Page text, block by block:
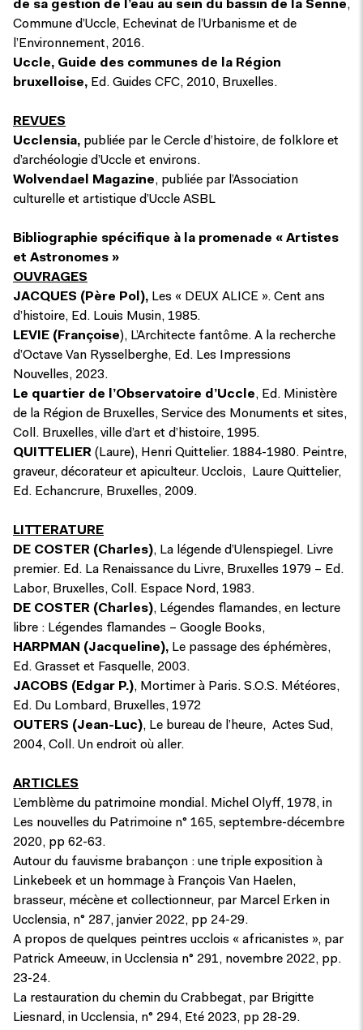
de sa gestion de l’eau au sein du bassin de la Senne,
Commune d’Uccle, Echevinat de l’Urbanisme et de
l’Environnement, 2016.
Uccle, Guide des communes de la Région
bruxelloise, Ed. Guides CFC, 2010, Bruxelles.
REVUES
Ucclensia, publiée par le Cercle d’histoire, de folklore et
d’archéologie d’Uccle et environs.
Wolvendael Magazine, publiée par l’Association
culturelle et artistique d’Uccle ASBL
Bibliographie spécifique à la promenade « Artistes
et Astronomes »
OUVRAGES
JACQUES (Père Pol), Les « DEUX ALICE ». Cent ans
d’histoire, Ed. Louis Musin, 1985.
LEVIE (Françoise), L’Architecte fantôme. A la recherche
d’Octave Van Rysselberghe, Ed. Les Impressions
Nouvelles, 2023.
Le quartier de l’Observatoire d’Uccle, Ed. Ministère
de la Région de Bruxelles, Service des Monuments et sites,
Coll. Bruxelles, ville d’art et d’histoire, 1995.
QUITTELIER (Laure), Henri Quittelier. 1884-1980. Peintre,
graveur, décorateur et apiculteur. Ucclois, Laure Quittelier,
Ed. Echancrure, Bruxelles, 2009.
LITTERATURE
DE COSTER (Charles), La légende d’Ulenspiegel. Livre
premier. Ed. La Renaissance du Livre, Bruxelles 1979 – Ed.
Labor, Bruxelles, Coll. Espace Nord, 1983.
DE COSTER (Charles), Légendes flamandes, en lecture
libre : Légendes flamandes – Google Books,
HARPMAN (Jacqueline), Le passage des éphémères,
Ed. Grasset et Fasquelle, 2003.
JACOBS (Edgar P.), Mortimer à Paris. S.O.S. Météores,
Ed. Du Lombard, Bruxelles, 1972
OUTERS (Jean-Luc), Le bureau de l’heure, Actes Sud,
2004, Coll. Un endroit où aller.
ARTICLES
L’emblème du patrimoine mondial. Michel Olyff, 1978, in
Les nouvelles du Patrimoine n° 165, septembre-décembre
2020, pp 62-63.
Autour du fauvisme brabançon : une triple exposition à
Linkebeek et un hommage à François Van Haelen,
brasseur, mécène et collectionneur, par Marcel Erken in
Ucclensia, n° 287, janvier 2022, pp 24-29.
A propos de quelques peintres ucclois « africanistes », par
Patrick Ameeuw, in Ucclensia n° 291, novembre 2022, pp.
23-24.
La restauration du chemin du Crabbegat, par Brigitte
Liesnard, in Ucclensia, n° 294, Eté 2023, pp 28-29.